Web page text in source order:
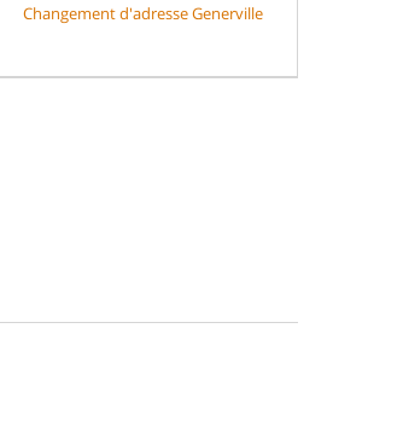
Changement d'adresse Generville